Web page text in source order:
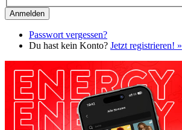
Passwort vergessen?
Du hast kein Konto? Jetzt registrieren! »